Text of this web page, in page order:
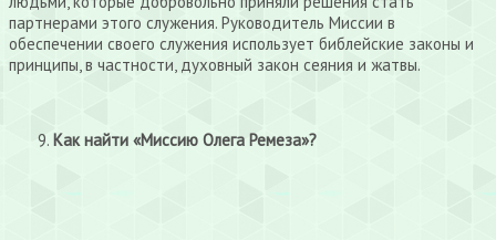
партнерами этого служения. Руководитель Миссии в
обеспечении своего служения использует библейские законы и
принципы, в частности, духовный закон сеяния и жатвы.
Как найти «Миссию Олега Ремеза»?